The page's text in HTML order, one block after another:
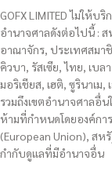
GOFX LIMITED ไม่ให้
อำนาจศาลดังต่อไปนี้ :
อาณาจักร, ประเทศสมา
คิวบา, รัสเซีย, ไทย, เบล
มอริเชียส, เฮติ, ซูรินาเม
รวมถึงเขตอำนาจศาลอื่
ห้ามที่กำหนดโดยองค์ก
(European Union), สห
กำกับดูแลที่มีอำนาจอื่น